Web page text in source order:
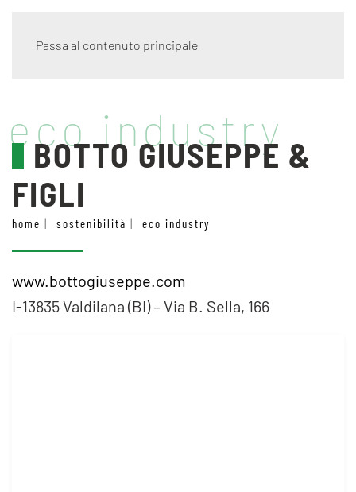
Passa al contenuto principale
eco industry
BOTTO GIUSEPPE &
FIGLI
home sostenibilità eco industry
www.bottogiuseppe.com
I-13835 Valdilana (BI) –Via B. Sella, 166